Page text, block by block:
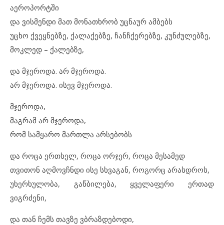
აეროპორტში
და ვისმენდი მათ მონათხრობ უცნაურ ამბებს
უცხო ქვეყნებზე, ქალაქებზე, ჩანჩქერებზე, კუნძულებზე,
მოკლედ – ქალებზე,
და მჯეროდა. არ მჯეროდა.
არ მჯეროდა. ისევ მჯეროდა.
მჯეროდა,
მაგრამ არ მჯეროდა,
რომ სამყარო მართლა არსებობს
და როცა ერთხელ, როცა ორჯერ, როცა მესამედ
თვითონ აღმოვჩნდი ისე სხვაგან, როგორც არასდროს,
უხერხულობა, გაწბილება, ყველაფერი ერთად
ვიგრძენი,
და თან ჩემს თავზე ვბრაზდებოდი,